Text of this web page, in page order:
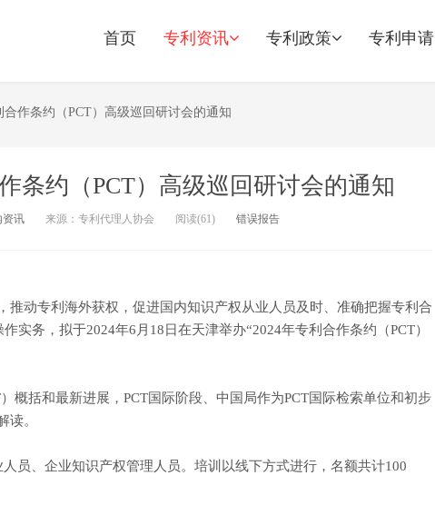
首页 专利资讯 专利政策 专利申请
合作条约（PCT）高级巡回研讨会的通知
条约（PCT）高级巡回研讨会的通知
资讯 来源：专利代理人协会 阅读(61) 错误报告
推动专利海外获权，促进国内知识产权从业人员及时、准确把握专利合
实务，拟于2024年6月18日在天津举办“2024年专利合作条约（PCT）
概括和最新进展，PCT国际阶段、中国局作为PCT国际检索单位和初步
读。
员、企业知识产权管理人员。培训以线下方式进行，名额共计100